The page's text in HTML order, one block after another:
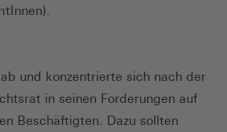
und konzentrierte sich nach der
in seinen Forderungen auf
Beschäftigten. Dazu sollten